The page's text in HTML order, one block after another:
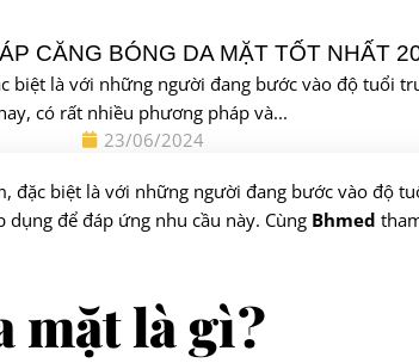
CĂNG BÓNG DA MẶT TỐT NHẤT
biệt là với những người đang bước vào độ tuổi
có rất nhiều phương pháp và...
23/06/2024
đặc biệt là với những người đang bước vào độ
để đáp ứng nhu cầu này. Cùng Bhmed
mặt là gì?